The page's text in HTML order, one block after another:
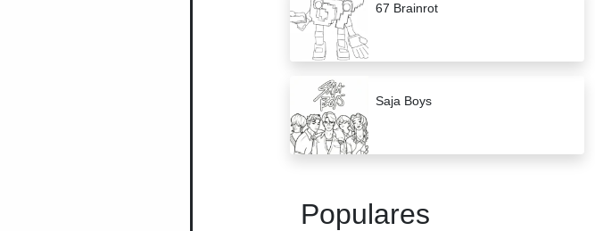
67 Brainrot
Saja Boys
Populares